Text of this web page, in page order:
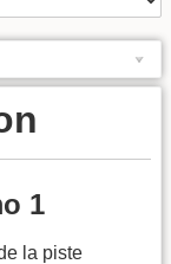
1
la piste